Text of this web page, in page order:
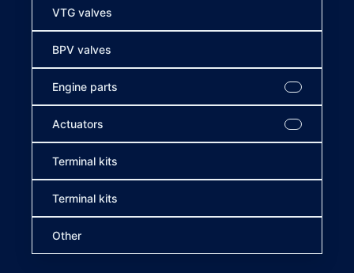
VTG valves
BPV valves
Engine parts
Actuators
Terminal kits
Terminal kits
Other